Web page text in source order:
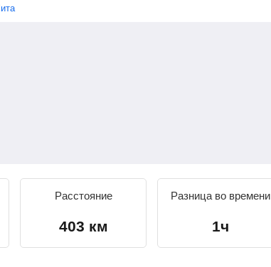
Расстояние
403 км
Разница во времени
1ч